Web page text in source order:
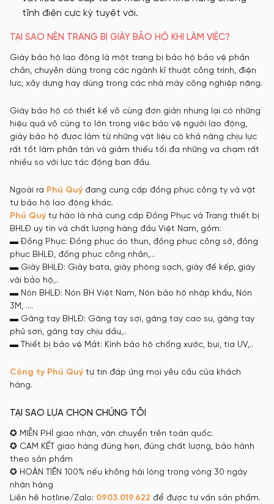
tĩnh điện cực kỳ tuyệt vời.
TẠI SAO NÊN TRANG BỊ GIÀY BẢO HỘ KHI LÀM VIỆC?
Giày bảo hộ lao động là một trang bị bảo hộ bảo vệ phần
chân, chuyên dùng trong các ngành kĩ thuật công trình, điện
lực, xây dựng hay dùng trong các nhà máy công nghiệp nặng.
Giày bảo hộ có thiết kế vô cùng đơn giản nhưng lại có những
hiệu quả vô cùng to lớn trong việc bảo vệ người lao động,
giày bảo hộ được làm từ những vật liệu có khả năng chịu lực
rất tốt làm phân tán và giảm thiếu tối đa những va chạm rất
nhiều so với lực tác động ban đầu.
Ngoài ra Phú Quý đang cung cấp đồng phục công ty và vật
tư bảo hộ lao động khác.
Phú Quý tự hào là nhà cung cấp Đồng Phục và Trang thiết bị
BHLĐ uy tín và chất lượng hàng đầu Việt Nam, gồm:
▬ Đồng Phục: Đồng phục áo thun, đồng phục công sở, đồng
phục BHLĐ, đồng phục công nhân,…
▬ Giày BHLĐ: Giày bata, giày phòng sạch, giày đế kếp, giày
vải bảo hộ,..
▬ Nón BHLĐ: Nón BH Việt Nam, Nón bảo hộ nhập khẩu, Nón
3M, ….
▬ Găng tay BHLĐ: Găng tay sợi, găng tay cao su, găng tay
phủ sơn, găng tay chịu dầu,..
▬ Thiết bị bảo vệ Mắt: Kính bảo hộ chống xước, bụi, tia UV,..
Công ty Phú Quý tự tin đáp ứng mọi yêu cầu của khách
hàng.
TẠI SAO LỰA CHỌN CHÚNG TÔI
✪ MIỄN PHÍ giao nhận, vận chuyển trên toàn quốc.
✪ CAM KẾT giao hàng đúng hẹn, đúng chất lượng, bảo hành
theo sản phẩm
✪ HOÀN TIỀN 100% nếu không hài lòng trong vòng 30 ngày
nhận hàng
Liên hê hotline/Zalo: 0903.019.622 để được tư vấn sản phẩm.